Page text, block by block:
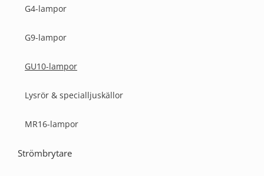
G4-lampor
G9-lampor
GU10-lampor
Lysrör & specialljuskällor
MR16-lampor
Strömbrytare